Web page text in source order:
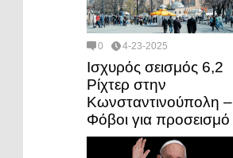
0 4-23-2025
Ισχυρός σεισμός 6,2
Ρίχτερ στην
Κωνσταντινούπολη –
Φόβοι για προσεισμό